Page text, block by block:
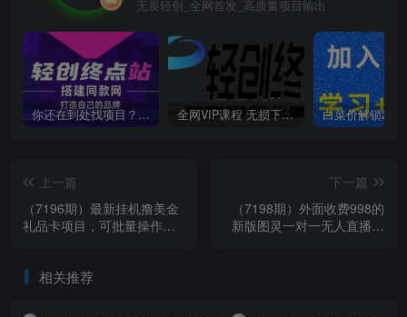
无畏轻创_全网首发_高质量项目输出
你还在到处找项目？还在当韭菜？我靠卖项目一个月收入5万+，曾经我也是个失败者。 全网VIP课程 无损下载~
上一篇
（7196期）最新挂机撸美金
礼品卡项目，可批量操作，
下一篇
（7198期）外面收费998的
新版图灵一对一无人直播聊
相关推荐